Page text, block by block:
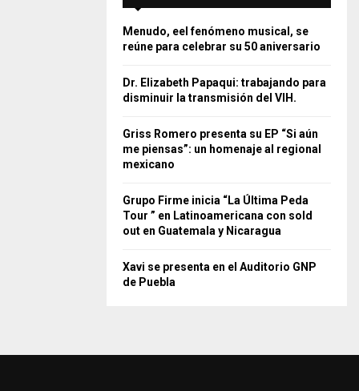
Menudo, eel fenómeno musical, se
reúne para celebrar su 50 aniversario
Dr. Elizabeth Papaqui: trabajando para
disminuir la transmisión del VIH.
Griss Romero presenta su EP “Si aún
me piensas”: un homenaje al regional
mexicano
Grupo Firme inicia “La Última Peda
Tour ” en Latinoamericana con sold
out en Guatemala y Nicaragua
Xavi se presenta en el Auditorio GNP
de Puebla